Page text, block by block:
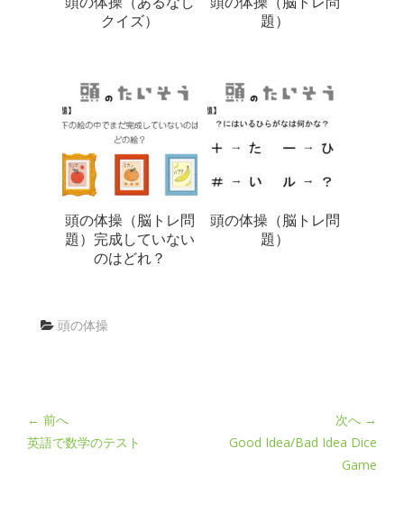
クイズ）
題）
頭の体操（脳トレ問
題）完成していない
のはどれ？
頭の体操（脳トレ問
題）
頭の体操
← 前へ
英語で数学のテスト
次へ →
Good Idea/Bad Idea Dice
Game